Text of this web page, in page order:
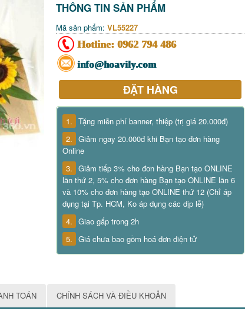
THÔNG TIN SẢN PHẨM
Mã sản phẩm: VL55227
Hotline: 0962 794 486
info@hoavily.com
ĐẶT HÀNG
1. Tặng miễn phí banner, thiệp (trị giá 20.000đ)
2. Giảm ngay 20.000đ khi Bạn tạo đơn hàng
Online
3. Giảm tiếp 3% cho đơn hàng Bạn tạo ONLINE
lần thứ 2, 5% cho đơn hàng Bạn tạo ONLINE lần 6
và 10% cho đơn hàng tạo ONLINE thứ 12 (Chỉ áp
dụng tại Tp. HCM, Ko áp dụng các dịp lễ)
4. Giao gấp trong 2h
5. Giá chưa bao gồm hoá đơn điện tử
TOÁN CHÍNH SÁCH VÀ ĐIỀU KHOẢN